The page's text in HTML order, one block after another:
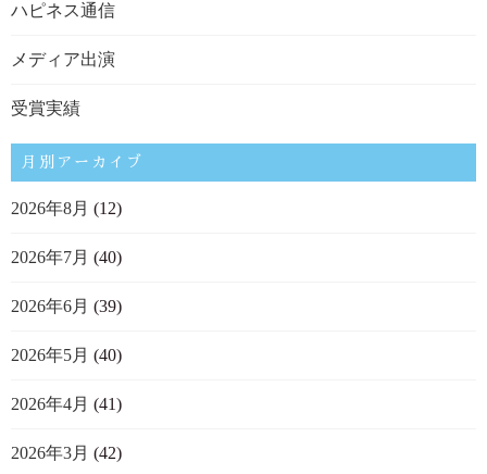
ハピネス通信
メディア出演
受賞実績
月別アーカイブ
2026年8月 (12)
2026年7月 (40)
2026年6月 (39)
2026年5月 (40)
2026年4月 (41)
2026年3月 (42)